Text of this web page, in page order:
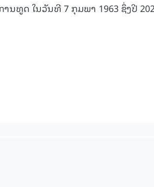
ນທູດ ໃນວັນທີ 7 ກຸມພາ 1963 ຊຶ່ງປີ